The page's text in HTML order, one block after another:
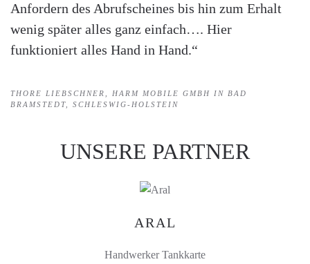
Anfordern des Abrufscheines bis hin zum Erhalt
wenig später alles ganz einfach…. Hier
funktioniert alles Hand in Hand.“
THORE LIEBSCHNER, HARM MOBILE GMBH IN BAD
BRAMSTEDT, SCHLESWIG-HOLSTEIN
UNSERE PARTNER
ARAL
Handwerker Tankkarte